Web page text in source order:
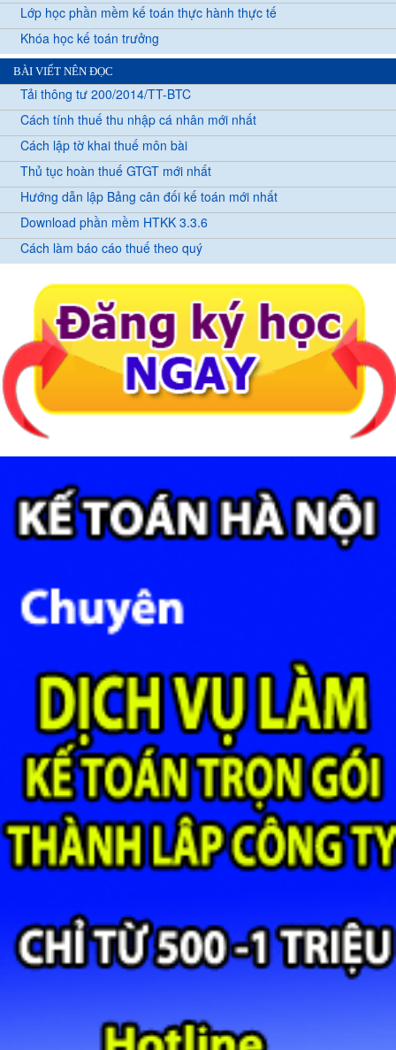
Lớp học phần mềm kế toán thực hành thực tế
Khóa học kế toán trưởng
BÀI VIẾT NÊN ĐỌC
Tải thông tư 200/2014/TT-BTC
Cách tính thuế thu nhập cá nhân mới nhất
Cách lập tờ khai thuế môn bài
Thủ tục hoàn thuế GTGT mới nhất
Hướng dẫn lập Bảng cân đối kế toán mới nhất
Download phần mềm HTKK 3.3.6
Cách làm báo cáo thuế theo quý